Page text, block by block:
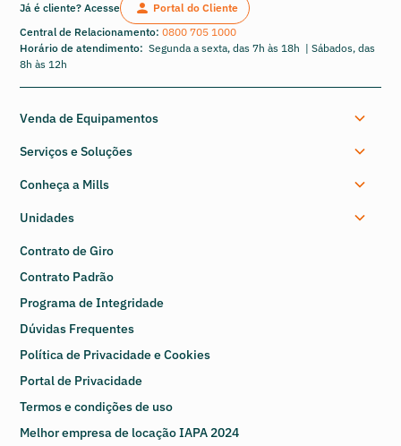
Já é cliente? Acesse
Portal do Cliente
Central de Relacionamento:0800 705 1000
Horário de atendimento:Segunda a sexta, das 7h às 18h | Sábados, das
8h às 12h
Venda de Equipamentos
Serviços e Soluções
Conheça a Mills
Unidades
Contrato de Giro
Contrato Padrão
Programa de Integridade
Dúvidas Frequentes
Política de Privacidade e Cookies
Portal de Privacidade
Termos e condições de uso
Melhor empresa de locação IAPA 2024